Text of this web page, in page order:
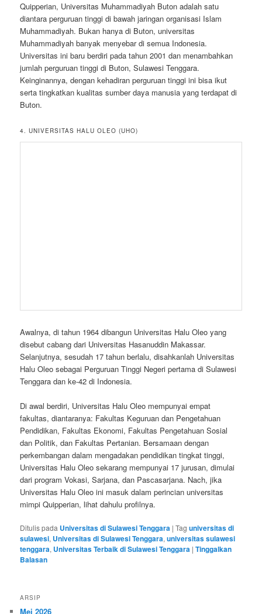
Quipperian, Universitas Muhammadiyah Buton adalah satu
diantara perguruan tinggi di bawah jaringan organisasi Islam
Muhammadiyah. Bukan hanya di Buton, universitas
Muhammadiyah banyak menyebar di semua Indonesia.
Universitas ini baru berdiri pada tahun 2001 dan menambahkan
jumlah perguruan tinggi di Buton, Sulawesi Tenggara.
Keinginannya, dengan kehadiran perguruan tinggi ini bisa ikut
serta tingkatkan kualitas sumber daya manusia yang terdapat di
Buton.
4. UNIVERSITAS HALU OLEO (UHO)
Awalnya, di tahun 1964 dibangun Universitas Halu Oleo yang
disebut cabang dari Universitas Hasanuddin Makassar.
Selanjutnya, sesudah 17 tahun berlalu, disahkanlah Universitas
Halu Oleo sebagai Perguruan Tinggi Negeri pertama di Sulawesi
Tenggara dan ke-42 di Indonesia.
Di awal berdiri, Universitas Halu Oleo mempunyai empat
fakultas, diantaranya: Fakultas Keguruan dan Pengetahuan
Pendidikan, Fakultas Ekonomi, Fakultas Pengetahuan Sosial
dan Politik, dan Fakultas Pertanian. Bersamaan dengan
perkembangan dalam mengadakan pendidikan tingkat tinggi,
Universitas Halu Oleo sekarang mempunyai 17 jurusan, dimulai
dari program Vokasi, Sarjana, dan Pascasarjana. Nach, jika
Universitas Halu Oleo ini masuk dalam perincian universitas
mimpi Quipperian, lihat dahulu profilnya.
Ditulis pada Universitas di Sulawesi Tenggara |Tag universitas di
sulawesi, Universitas di Sulawesi Tenggara,universitas sulawesi
tenggara, Universitas Terbaik di Sulawesi Tenggara |Tinggalkan
Balasan
ARSIP
Mei 2026